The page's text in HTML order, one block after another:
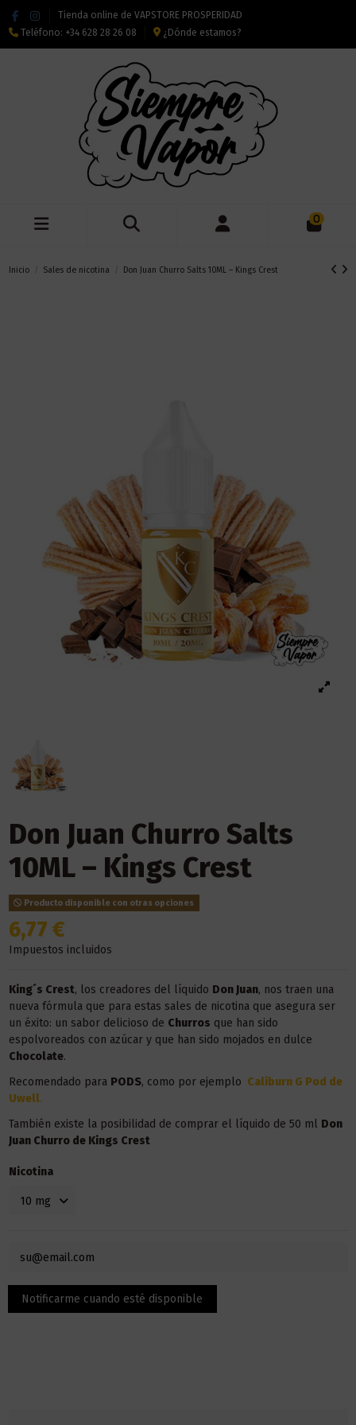
Tienda online de VAPSTORE PROSPERIDAD
Teléfono: +34 628 28 26 08 ¿Dónde estamos?
0
Inicio Sales de nicotina Don Juan Churro Salts 10ML – Kings Crest
Don Juan Churro Salts
10ML – Kings Crest
Producto disponible con otras opciones
6,77 €
Impuestos incluidos
King´s Crest, los creadores del líquido Don Juan, nos traen una
nueva fórmula que para estas sales de nicotina que asegura ser
un éxito: un sabor delicioso de Churros que han sido
espolvoreados con azúcar y que han sido mojados en dulce
Chocolate.
Recomendado para PODS, como por ejemplo Caliburn G Pod de
Uwell.
También existe la posibilidad de comprar el líquido de 50 ml Don
Juan Churro de Kings Crest
Nicotina